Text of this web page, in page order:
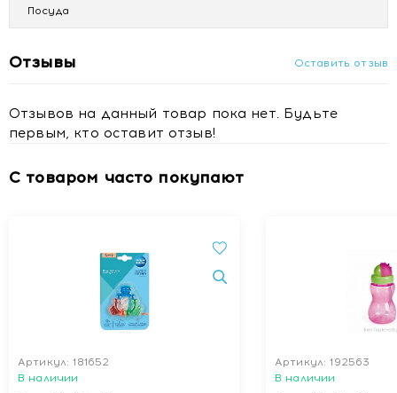
Посуда
Отзывы Оставить отзыв
Отзывов на данный товар пока нет. Будьте
первым, кто оставит отзыв!
С товаром часто покупают
Артикул: 181652
В наличии
Артикул: 192563
В наличии